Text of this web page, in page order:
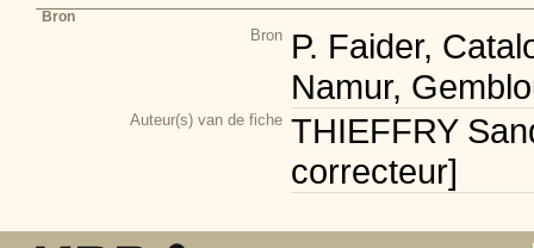
Bron
Bron P. Faider,
Namur,
Auteur(s) van de fiche THIEFFRY
correcteur]